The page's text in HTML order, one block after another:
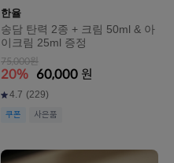
한율
송담 탄력 2종 + 크림 50ml & 아
이크림 25ml 증정
75,000원
20% 60,000 원
4.7 (229)
쿠폰 사은품